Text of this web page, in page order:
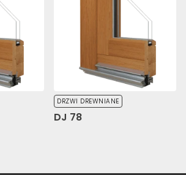
DRZWI DREWNIANE
DJ 78